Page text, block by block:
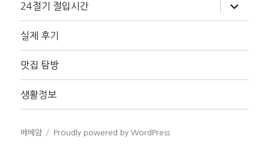
확
장
24절기 절입시간
위
메
장
실제 후기
맛집 탐방
생활정보
베베얌 Proudly powered by WordPress